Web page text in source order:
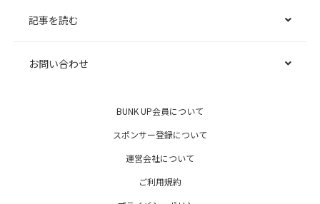
記事を読む
お問い合わせ
BUNK UP会員について
スポンサー登録について
運営会社について
ご利用規約